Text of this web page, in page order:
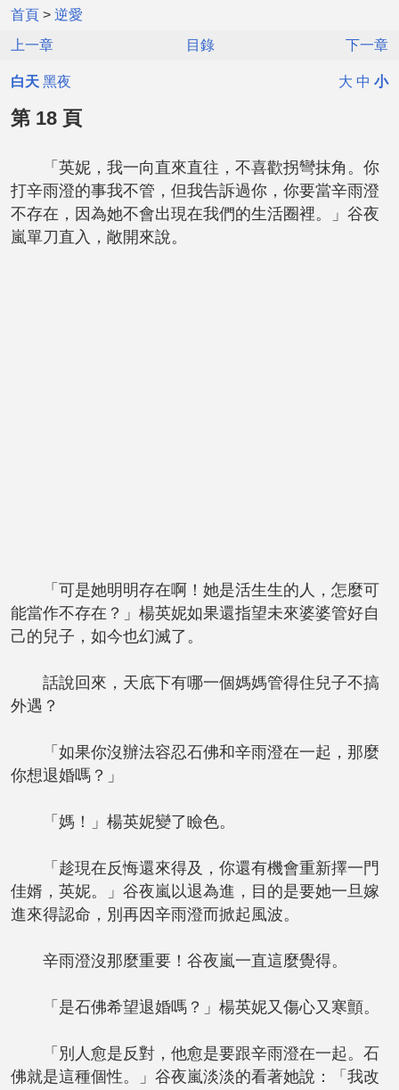
首頁 > 逆愛
上一章
目錄 下一章
白天 黑夜 大 中 小
第 18 頁
「英妮，我一向直來直往，不喜歡拐彎抹角。你
打辛雨澄的事我不管，但我告訴過你，你要當辛雨澄
不存在，因為她不會出現在我們的生活圈裡。」谷夜
嵐單刀直入，敞開來說。
「可是她明明存在啊！她是活生生的人，怎麼可
能當作不存在？」楊英妮如果還指望未來婆婆管好自
己的兒子，如今也幻滅了。
話說回來，天底下有哪一個媽媽管得住兒子不搞
外遇？
「如果你沒辦法容忍石佛和辛雨澄在一起，那麼
你想退婚嗎？」
「媽！」楊英妮變了瞼色。
「趁現在反悔還來得及，你還有機會重新擇一門
佳婿，英妮。」谷夜嵐以退為進，目的是要她一旦嫁
進來得認命，別再因辛雨澄而掀起風波。
辛雨澄沒那麼重要！谷夜嵐一直這麼覺得。
「是石佛希望退婚嗎？」楊英妮又傷心又寒顫。
「別人愈是反對，他愈是要跟辛雨澄在一起。石
佛就是這種個性。」谷夜嵐淡淡的看著她說：「我改